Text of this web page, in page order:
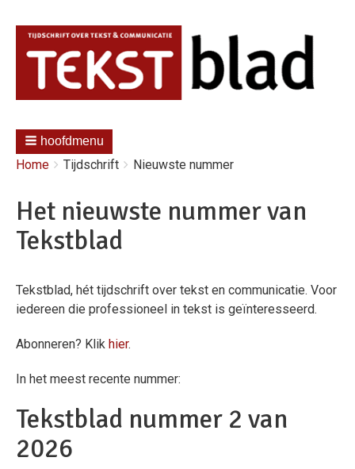
hoofdmenu
Kruimelpad
You
Home Tijdschrift Nieuwste nummer
Het nieuwste nummer van
Tekstblad
Tekstblad, hét tijdschrift over tekst en communicatie. Voor
iedereen die professioneel in tekst is geïnteresseerd.
Abonneren? Klik hier.
In het meest recente nummer:
Tekstblad nummer 2 van
2026